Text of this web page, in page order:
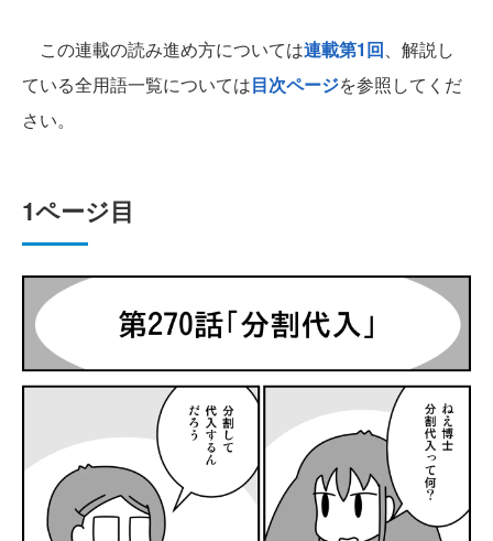
この連載の読み進め方については連載第1回 、解説し
ている全用語一覧については目次ページを参照してくだ
さい。
1ページ目